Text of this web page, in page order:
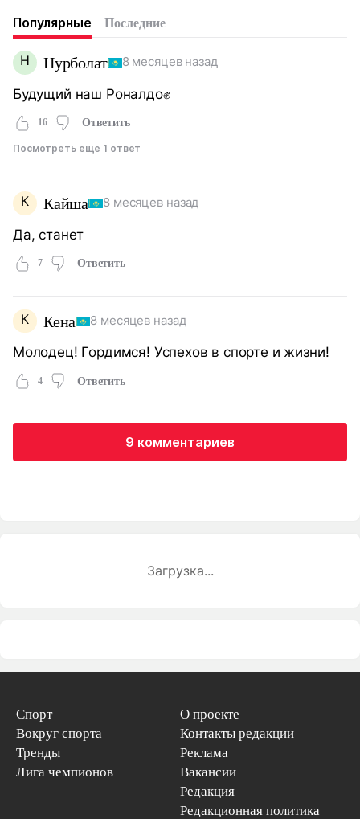
Популярные Последние
Н Нурболат 8 месяцев назад
Будущий наш Роналдо✊
16 Ответить
Посмотреть еще 1 ответ
К Кайша 8 месяцев назад
Да, станет
7 Ответить
К Кена 8 месяцев назад
Молодец! Гордимся! Успехов в спорте и жизни!
4 Ответить
9 комментариев
Загрузка...
Спорт
Вокруг спорта
Тренды
Лига чемпионов
О проекте
Контакты редакции
Реклама
Вакансии
Редакция
Редакционная политика